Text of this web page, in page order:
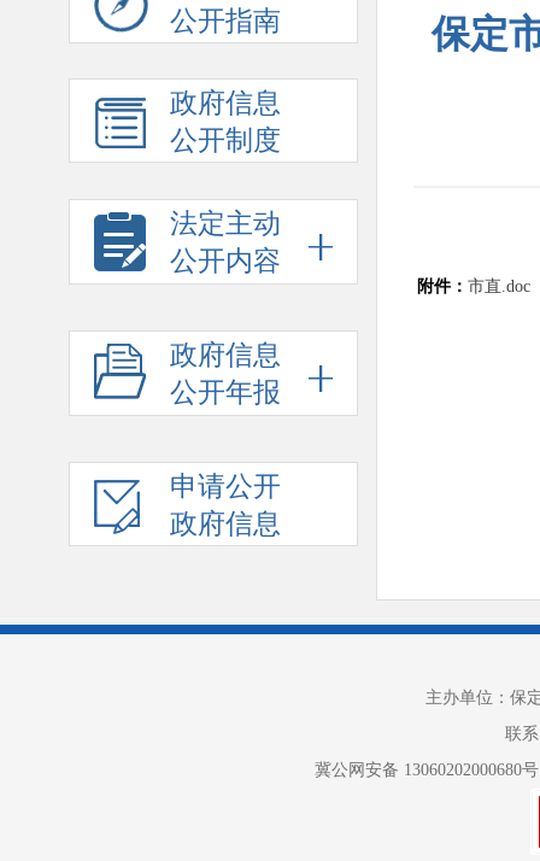
公开指南
政府信息
公开制度
法定主动
公开内容
政府信息
公开年报
申请公开
政府信息
保定
附件： 市直.doc
主办单位：保
联
冀公网安备 13060202000680